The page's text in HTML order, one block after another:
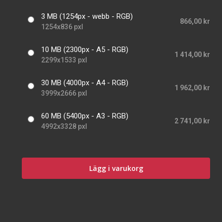
3 MB (1254px - webb - RGB)
1254x836 pxl
866,00 kr
10 MB (2300px - A5 - RGB)
2299x1533 pxl
1 414,00 kr
30 MB (4000px - A4 - RGB)
3999x2666 pxl
1 962,00 kr
60 MB (5400px - A3 - RGB)
4992x3328 pxl
2 741,00 kr
Lägg i varukorg